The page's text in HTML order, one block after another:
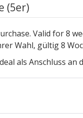
(5er)
Valid for 8
Wahl, gültig 8
als Anschluss an